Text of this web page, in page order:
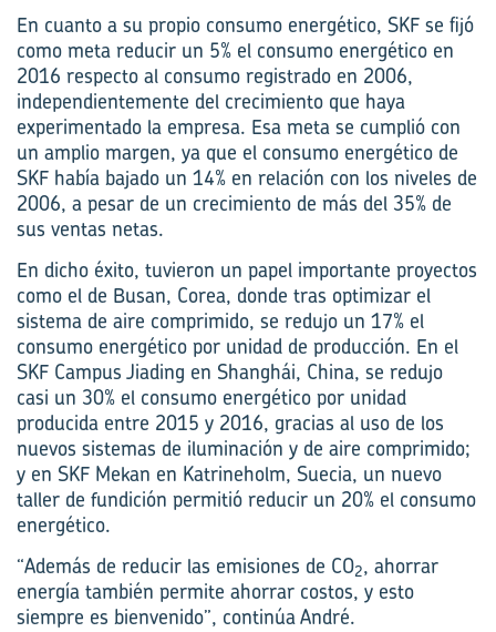
En cuanto a su propio consumo energético, SKF se fijó
como meta reducir un 5% el consumo energético en
2016 respecto al consumo registrado en 2006,
independientemente del crecimiento que haya
experimentado la empresa. Esa meta se cumplió con
un amplio margen, ya que el consumo energético de
SKF había bajado un 14% en relación con los niveles de
2006, a pesar de un crecimiento de más del 35% de
sus ventas netas.
En dicho éxito, tuvieron un papel importante proyectos
como el de Busan, Corea, donde tras optimizar el
sistema de aire comprimido, se redujo un 17% el
consumo energético por unidad de producción. En el
SKF Campus Jiading en Shanghái, China, se redujo
casi un 30% el consumo ­energético por unidad
producida entre 2015 y 2016, gracias al uso de los
nuevos sistemas de iluminación y de aire comprimido;
y en SKF Mekan en Katrineholm, Suecia, un nuevo
taller de fundición permitió reducir un 20% el consumo
energético.
“Además de reducir las emisiones de CO2, ahorrar
energía también permite ahorrar costos, y esto
siempre es bienvenido”, continúa André.